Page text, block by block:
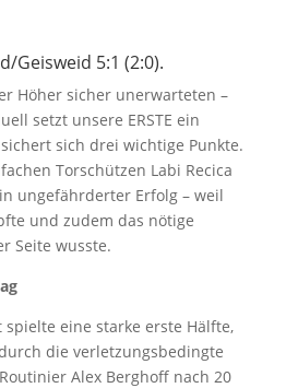
Geisweid 5:1 (2:0).
Höher sicher unerwarteten –
setzt unsere ERSTE ein
sich drei wichtige Punkte.
Torschützen Labi Recica
ungefährderter Erfolg – weil
und zudem das nötige
Seite wusste.
spielte eine starke erste Hälfte,
die verletzungsbedingte
Alex Berghoff nach 20